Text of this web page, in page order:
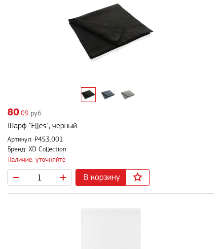
80 ,09 руб.
Шарф "Elles", черный
Артикул: P453.001
Бренд: XD Collection
Наличие: уточняйте
В корзину